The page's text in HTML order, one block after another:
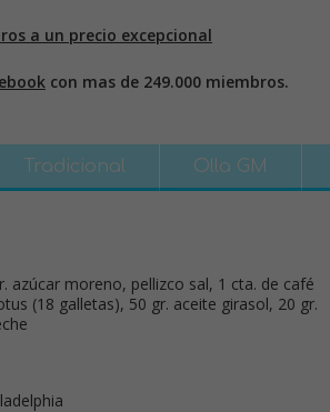
a un precio excepcional
con mas de 249.000 miembros.
Tradicional Olla GM
azúcar moreno, pellizco sal, 1 cta. de café
(18 galletas), 50 gr. aceite girasol, 20 gr.